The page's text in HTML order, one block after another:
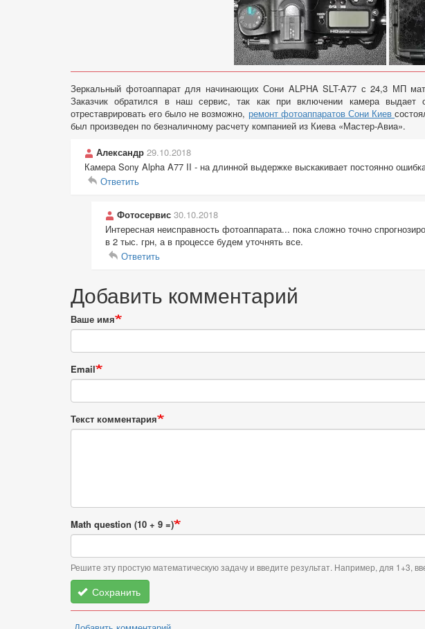
Зеркальный фотоаппарат для начинающих Сони ALPHA SLT-A77 с 24,3 МП
Заказчик обратился в наш сервис, так как при включении камера выдает
отреставрировать его было не возможно, ремонт фотоаппаратов Сони Киев
был произведен по безналичному расчету компанией из Киева «Мастер-Авиа».
Александр 29.10.2018
Камера Sony Alpha A77 II - на длинной выдержке выскакивает постоянно
Ответить
Фотосервис 30.10.2018
Ответ
на
Sony
Alpha
II
на
длинной
от
Интересная неисправность фотоаппарата... пока сложно точно
в 2 тыс. грн, а в процессе будем уточнять все.
Ответить
Добавить комментарий
Ваше имя
Email
Текст комментария
Math question (10 + 9 =)
Решите эту простую математическую задачу и введите результат. Например, для 1+3,
Сохранить